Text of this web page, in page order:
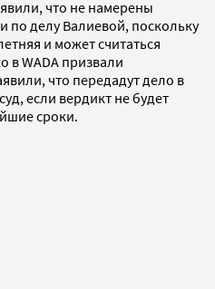
что не намерены
по делу Валиевой, поскольку
и может считаться
WADA призвали
что передадут дело в
если вердикт не будет
сроки.